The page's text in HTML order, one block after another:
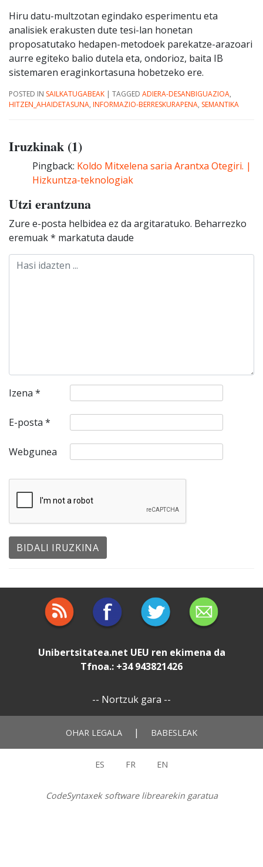
Hiru datu-multzotan egindako esperimentu eta
analisiek erakusten dute tesi-lan honetan
proposatutako hedapen-metodoek parekatze-arazoari
aurre egiteko balio dutela eta, ondorioz, baita IB
sistemaren eraginkortasuna hobetzeko ere.
POSTED IN SAILKATUGABEAK | TAGGED ADIERA-DESANBIGUAZIOA,
HITZEN_AHAIDETASUNA, INFORMAZIO-BERRESKURAPENA, SEMANTIKA
Iruzkinak (1)
Pingback: Koldo Mitxelena saria Arantxa Otegiri. |
Hizkuntza-teknologiak
Utzi erantzuna
Zure e-posta helbidea ez da argitaratuko. Beharrezko
eremuak* markatuta daude
Izena *
E-posta *
Webgunea
Unibertsitatea.net UEU ren ekimena da
Tfnoa.: +34 943821426
-- Nortzuk gara --
OHAR LEGALA | BABESLEAK
ES FR EN
CodeSyntaxek software librearekin garatua